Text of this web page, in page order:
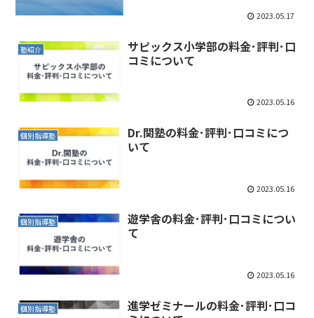
2023.05.17
塾紹介
サピックス小学部の料金･評判･口
コミについて
2023.05.16
個別指導塾
Dr.関塾の料金･評判･口コミにつ
いて
2023.05.16
個別指導塾
遊学舎の料金･評判･口コミについ
て
2023.05.16
個別指導塾
進学ゼミナールの料金･評判･口コ